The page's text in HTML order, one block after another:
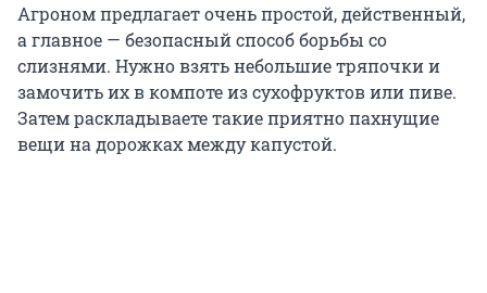
Агроном предлагает очень простой, действенный,
а главное — безопасный способ борьбы со
слизнями. Нужно взять небольшие тряпочки и
замочить их в компоте из сухофруктов или пиве.
Затем раскладываете такие приятно пахнущие
вещи на дорожках между капустой.